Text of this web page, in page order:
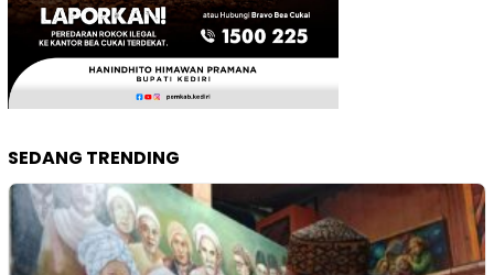
SEDANG TRENDING